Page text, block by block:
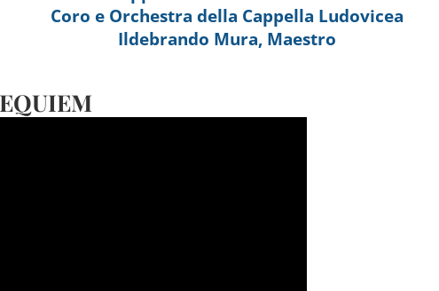
Coro e Orchestra della Cappella Ludovicea
Ildebrando Mura, Maestro